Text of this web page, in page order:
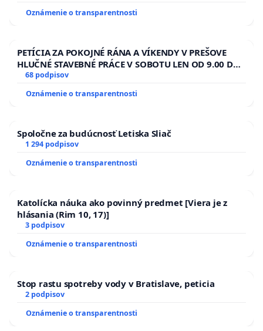
Oznámenie o transparentnosti
PETÍCIA ZA POKOJNÉ RÁNA A VÍKENDY V PREŠOVE
HLUČNÉ STAVEBNÉ PRÁCE V SOBOTU LEN OD 9.00 DO
13.00 HOD., CEZ PRACOVNÝ TÝŽDEŇ CIEĽ 8.00 – 18.00
HOD. A PRAVIDELNÁ KONTROLA STAVBY C-AREA NA
ĎUMBIERSKEJ/MAGU
68 podpisov
Oznámenie o transparentnosti
Spoločne za budúcnosť Letiska Sliač
1 294 podpisov
Oznámenie o transparentnosti
Katolícka náuka ako povinný predmet [Viera je z
hlásania (Rim 10, 17)]
3 podpisov
Oznámenie o transparentnosti
Stop rastu spotreby vody v Bratislave, peticia
2 podpisov
Oznámenie o transparentnosti